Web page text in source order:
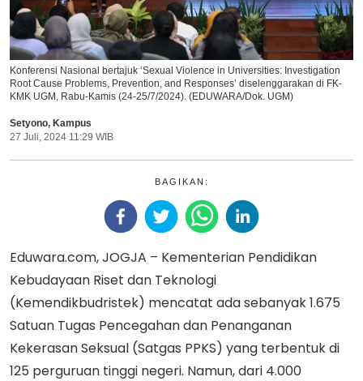
Konferensi Nasional bertajuk ‘Sexual Violence in Universities: Investigation
Root Cause Problems, Prevention, and Responses’ diselenggarakan di FK-
KMK UGM, Rabu-Kamis (24-25/7/2024). (EDUWARA/Dok. UGM)
Setyono, Kampus
27 Juli, 2024 11:29 WIB
BAGIKAN:
Eduwara.com, JOGJA – Kementerian Pendidikan
Kebudayaan Riset dan Teknologi
(Kemendikbudristek) mencatat ada sebanyak 1.675
Satuan Tugas Pencegahan dan Penanganan
Kekerasan Seksual (Satgas PPKS) yang terbentuk di
125 perguruan tinggi negeri. Namun, dari 4.000